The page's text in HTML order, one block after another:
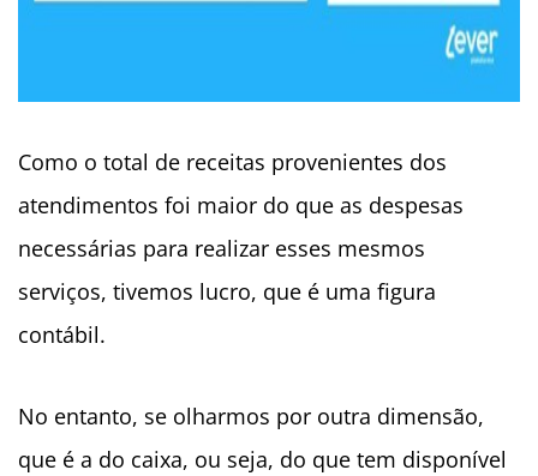
Como o total de receitas provenientes dos
atendimentos foi maior do que as despesas
necessárias para realizar esses mesmos
serviços, tivemos lucro, que é uma figura
contábil.
No entanto, se olharmos por outra dimensão,
que é a do caixa, ou seja, do que tem disponível